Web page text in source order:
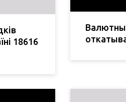
18616